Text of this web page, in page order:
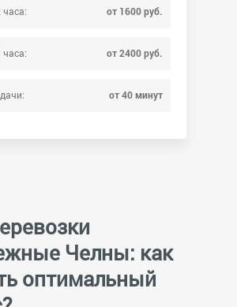
часа: от 1600 руб.
часа: от 2400 руб.
от 40 минут
Челны: как
оптимальный